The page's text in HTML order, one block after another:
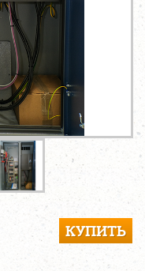
КУПИТЬ